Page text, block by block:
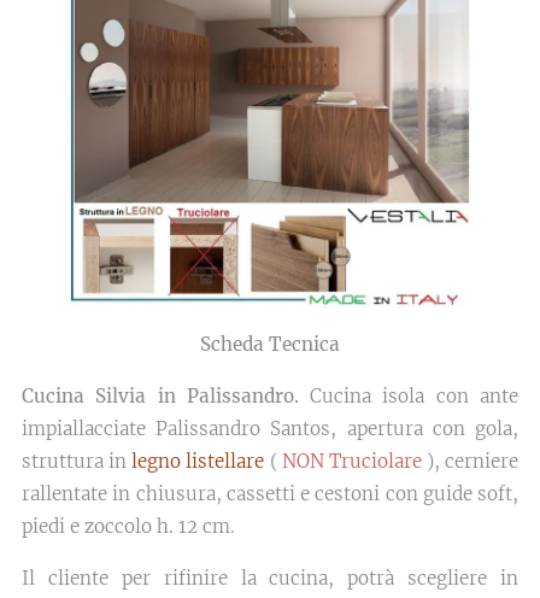
Scheda Tecnica
Cucina Silvia in Palissandro.Cucina isola con ante
impiallacciate Palissandro Santos, apertura con gola,
struttura inlegno listellare ( NON Truciolare), cerniere
rallentate in chiusura, cassetti e cestoni con guide soft,
piedi e zoccolo h. 12 cm.
Il cliente per rifinire la cucina, potrà scegliere in